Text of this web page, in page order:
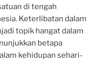
di tengah
Keterlibatan dalam
topik hangat dalam
betapa
kehidupan sehari-